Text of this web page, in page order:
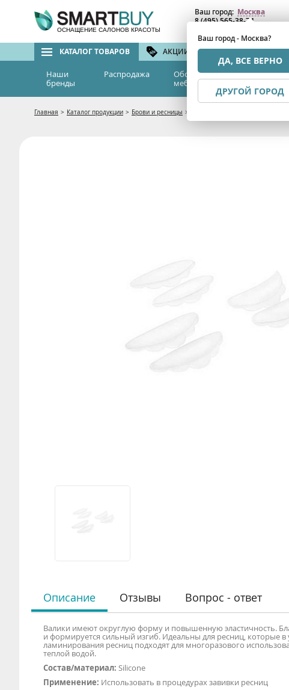
ОСНАЩЕНИЕ САЛОНОВ КРАСОТЫ
Ваш город: Москва
Ваш город - Москва?
ДА, ВСЕ ВЕРНО
ДРУГОЙ ГОРОД
8 (495) 565-38-74
КАТАЛОГ ТОВАРОВ АКЦИИ И СКИДКИ БРЕНДЫ
Наши
бренды
Распродажа
Оборудование и
мебель
Главная > Каталог продукции > Брови и ресницы > Валики для завивки ресниц, 6
Описание
Валики имеют округлую форму и повышенную эластичность.
и формируется сильный изгиб. Идеальны для ресниц, которые в
ламинирования ресниц подходят для многоразового
теплой водой.
Состав/материал: Silicone
Применение: Использовать в процедурах завивки ресниц
Отзывы Вопрос - ответ